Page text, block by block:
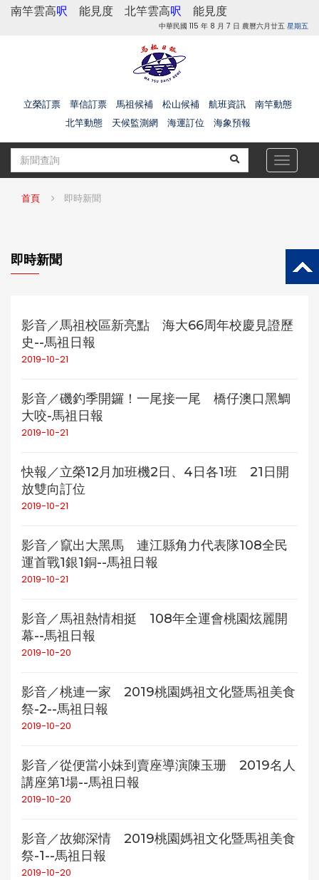
南竿雲高呎 能見度 北竿雲高呎 能見度
中華民國 115 年 8 月 7 日 農曆六月廿五 星期五
立榮訂票 華信訂票 馬祖候補 松山候補 航班資訊
南竿動態
北竿動態
天候監測網 海運訂位 海象預報
Toggle
首頁 即時新聞
即時新聞
影音／馬祖校區新亮點 海大66周年校慶見證歷
史--馬祖日報
2019-10-21
影音／磯釣季開鑼！一尾接一尾 橋仔澳口黑鯛
大咬-馬祖日報
2019-10-21
快報／立榮12月加班機2日、4日各1班 21日開
放雙向訂位
2019-10-21
影音／竄出大黑馬 連江縣角力代表隊108全民
運首戰1銀1銅--馬祖日報
2019-10-21
影音／馬祖熱情相挺 108年全運會桃園炫麗開
幕--馬祖日報
2019-10-20
影音／桃連一家 2019桃園媽祖文化暨馬祖美食
祭-2--馬祖日報
2019-10-20
影音／從便當小妹到賣座導演陳玉珊 2019名人
講座第1場--馬祖日報
2019-10-20
影音／故鄉深情 2019桃園媽祖文化暨馬祖美食
祭-1--馬祖日報
2019-10-20